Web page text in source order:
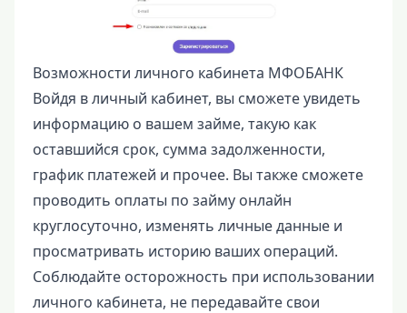
Возможности личного кабинета МФОБАНК
Войдя в личный кабинет, вы сможете увидеть
информацию о вашем займе, такую как
оставшийся срок, сумма задолженности,
график платежей и прочее. Вы также сможете
проводить оплаты по займу онлайн
круглосуточно, изменять личные данные и
просматривать историю ваших операций.
Соблюдайте осторожность при использовании
личного кабинета, не передавайте свои